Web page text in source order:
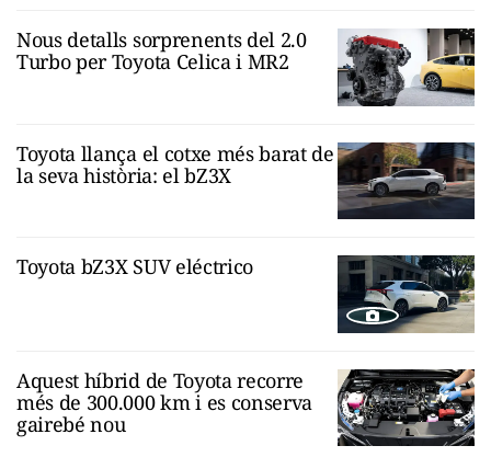
Nous detalls sorprenents del 2.0
Turbo per Toyota Celica i MR2
Toyota llança el cotxe més barat de
la seva història: el bZ3X
Toyota bZ3X SUV eléctrico
Aquest híbrid de Toyota recorre
més de 300.000 km i es conserva
gairebé nou